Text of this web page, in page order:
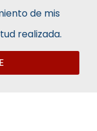
de mis
realizada.